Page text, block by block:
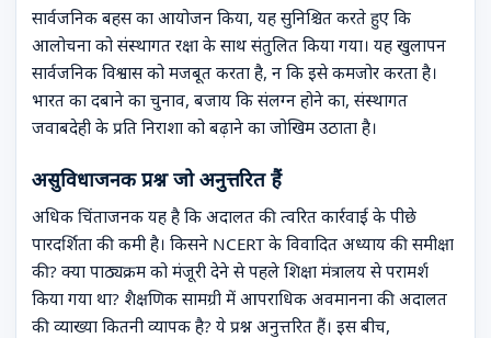
सार्वजनिक बहस का आयोजन किया, यह सुनिश्चित करते हुए कि
आलोचना को संस्थागत रक्षा के साथ संतुलित किया गया। यह खुलापन
सार्वजनिक विश्वास को मजबूत करता है, न कि इसे कमजोर करता है।
भारत का दबाने का चुनाव, बजाय कि संलग्न होने का, संस्थागत
जवाबदेही के प्रति निराशा को बढ़ाने का जोखिम उठाता है।
असुविधाजनक प्रश्न जो अनुत्तरित हैं
अधिक चिंताजनक यह है कि अदालत की त्वरित कार्रवाई के पीछे
पारदर्शिता की कमी है। किसने NCERT के विवादित अध्याय की समीक्षा
की? क्या पाठ्यक्रम को मंजूरी देने से पहले शिक्षा मंत्रालय से परामर्श
किया गया था? शैक्षणिक सामग्री में आपराधिक अवमानना की अदालत
की व्याख्या कितनी व्यापक है? ये प्रश्न अनुत्तरित हैं। इस बीच,